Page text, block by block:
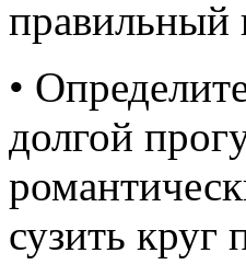
правильный
•
долгой
сузить круг